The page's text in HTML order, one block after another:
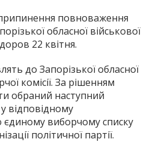
повноваження
обласної військової
22 квітня.
до Запорізької обласної
комісії. За рішенням
обраний наступний
відповідному
єдиному виборчому списку
політичної партії.